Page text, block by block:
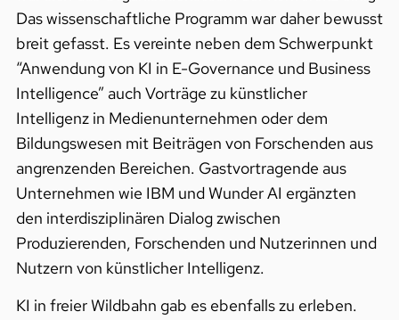
Das wissenschaftliche Programm war daher bewusst
breit gefasst. Es vereinte neben dem Schwerpunkt
“Anwendung von KI in E-Governance und Business
Intelligence” auch Vorträge zu künstlicher
Intelligenz in Medienunternehmen oder dem
Bildungswesen mit Beiträgen von Forschenden aus
angrenzenden Bereichen. Gastvortragende aus
Unternehmen wie IBM und Wunder AI ergänzten
den interdisziplinären Dialog zwischen
Produzierenden, Forschenden und Nutzerinnen und
Nutzern von künstlicher Intelligenz.
KI in freier Wildbahn gab es ebenfalls zu erleben.